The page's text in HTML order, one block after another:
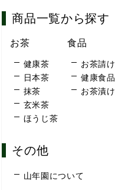
商品一覧から探す
お茶
健康茶
日本茶
抹茶
玄米茶
ほうじ茶
食品
お茶請け
健康食品
お茶漬け
その他
山年園について